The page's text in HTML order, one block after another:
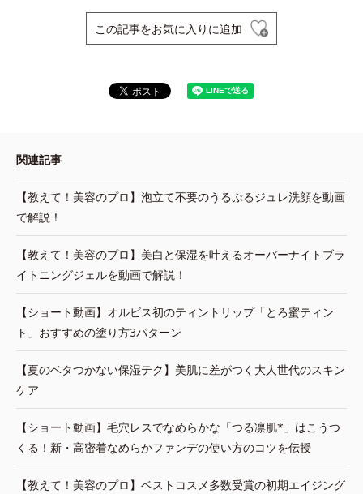
この記事をお気に入りに追加
関連記事
【教えて！美容のプロ】泡立て不要のうるぷるジュレ洗顔を動画
で解説！
【教えて！美容のプロ】美白と保湿を叶えるオーバーナイトブラ
イトニングジェルを動画で解説！
【ショート動画】オルビス初のティントリップ「とろ蜜ティン
ト」おすすめの塗り方3パターン
【夏のベタつかない保湿テク】美肌に差がつく大人世代のスキン
ケア
【ショート動画】毛穴レスでなめらかな「つる凛肌*」はこうつ
くる！新・高密着なめらかファンデの使い方のコツを伝授
【教えて！美容のプロ】ベストコスメ多数受賞の初期エイジング